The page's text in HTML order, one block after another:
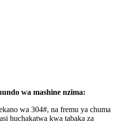
wa mashine nzima:
wa 304#, na fremu ya chuma
huchakatwa kwa tabaka za